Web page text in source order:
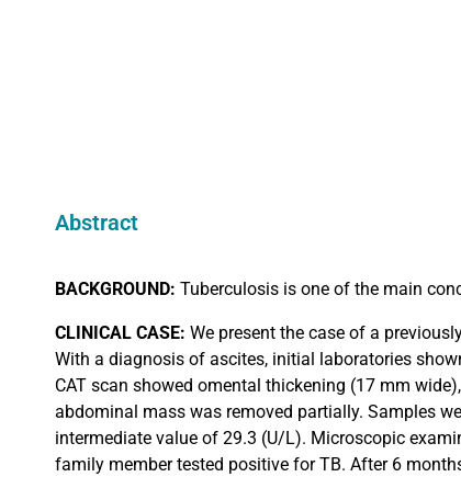
Abstract
BACKGROUND: Tuberculosis is one of the main
CLINICAL CASE: We present the case of a
With a diagnosis of ascites, initial laboratories
CAT scan showed omental thickening (17 mm
abdominal mass was removed partially. Samples
intermediate value of 29.3 (U/L). Microscopic
family member tested positive for TB. After 6